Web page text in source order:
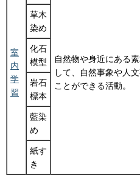
室
内
学
習
自然物や身近にある
して、自然事象や人
ことができる活動。
草木
染め
化石
模型
岩石
標本
藍染
め
紙す
き